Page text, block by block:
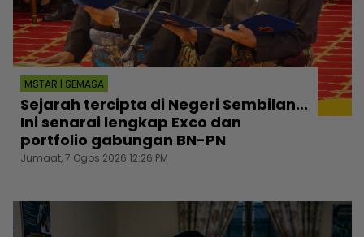
MSTAR | SEMASA
Sejarah tercipta di Negeri Sembilan...
Ini senarai lengkap Exco dan
portfolio gabungan BN-PN
Jumaat, 7 Ogos 2026 12:26 PM